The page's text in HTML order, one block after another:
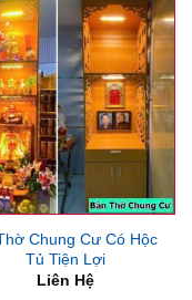
Chung Cư Có Hộc
Tủ Tiện Lợi
Liên Hệ